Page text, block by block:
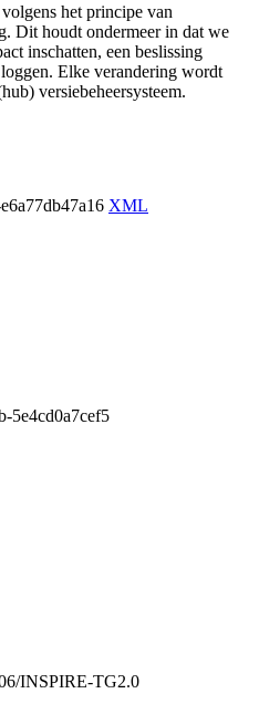
het principe van
Dit houdt ondermeer in dat we
inschatten, een beslissing
Elke verandering wordt
versiebeheersysteem.
XML
5e4cd0a7cef5
INSPIRE-TG2.0